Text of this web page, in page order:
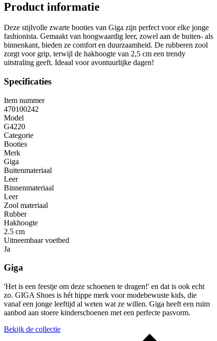
Product informatie
Deze stijlvolle zwarte booties van Giga zijn perfect voor elke jonge
fashionista. Gemaakt van hoogwaardig leer, zowel aan de buiten- als
binnenkant, bieden ze comfort en duurzaamheid. De rubberen zool
zorgt voor grip, terwijl de hakhoogte van 2,5 cm een trendy
uitstraling geeft. Ideaal voor avontuurlijke dagen!
Specificaties
Item nummer
470100242
Model
G4220
Categorie
Booties
Merk
Giga
Buitenmateriaal
Leer
Binnenmateriaal
Leer
Zool materiaal
Rubber
Hakhoogte
2.5 cm
Uitneembaar voetbed
Ja
Giga
'Het is een feestje om deze schoenen te dragen!' en dat is ook echt
zo. GIGA Shoes is hét hippe merk voor modebewuste kids, die
vanaf een jonge leeftijd al weten wat ze willen. Giga heeft een ruim
aanbod aan stoere kinderschoenen met een perfecte pasvorm.
Bekijk de collectie